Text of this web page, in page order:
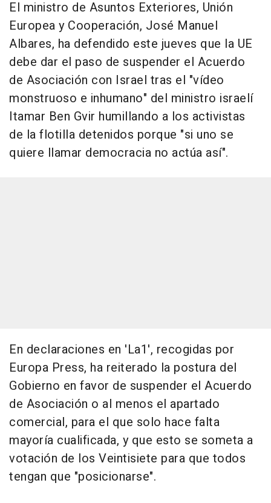
El ministro de Asuntos Exteriores, Unión
Europea y Cooperación, José Manuel
Albares, ha defendido este jueves que la UE
debe dar el paso de suspender el Acuerdo
de Asociación con Israel tras el "vídeo
monstruoso e inhumano" del ministro israelí
Itamar Ben Gvir humillando a los activistas
de la flotilla detenidos porque "si uno se
quiere llamar democracia no actúa así".
En declaraciones en 'La1', recogidas por
Europa Press, ha reiterado la postura del
Gobierno en favor de suspender el Acuerdo
de Asociación o al menos el apartado
comercial, para el que solo hace falta
mayoría cualificada, y que esto se someta a
votación de los Veintisiete para que todos
tengan que "posicionarse".